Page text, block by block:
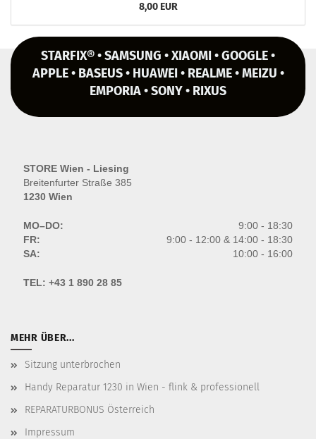
8,00 EUR
STARFIX® • SAMSUNG • XIAOMI • GOOGLE •
APPLE • BASEUS • HUAWEI • REALME • MEIZU •
EMPORIA • SONY • RIXUS
STORE Wien - Liesing
Breitenfurter Straße 385
1230 Wien
MO–DO:
9:00 - 18:30
FR:
9:00 - 12:00 & 14:00 - 18:30
SA:
10:00 - 16:00
TEL: +43 1 890 28 85
MEHR ÜBER...
Sitzung unterbrochen
Handy Reparatur 1230 in Wien - flink & professionell
REPARATURBONUS Österreich
Impressum